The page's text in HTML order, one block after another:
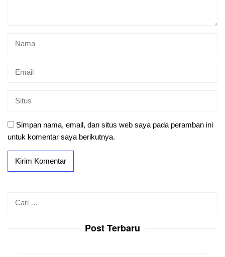
Simpan nama, email, dan situs web saya pada peramban ini
untuk komentar saya berikutnya.
Post Terbaru